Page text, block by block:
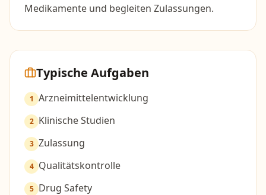
Medikamente und begleiten Zulassungen.
Typische Aufgaben
1 Arzneimittelentwicklung
2 Klinische Studien
3 Zulassung
4 Qualitätskontrolle
5 Drug Safety